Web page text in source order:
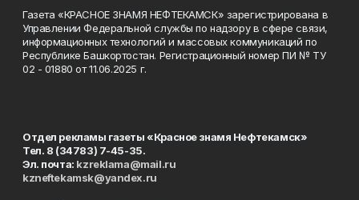
Газета «КРАСНОЕ ЗНАМЯ НЕФТЕКАМСК» зарегистрирована в
Управлении Федеральной службы по надзору в сфере связи,
информационных технологий и массовых коммуникаций по
Республике Башкортостан. Регистрационный номер ПИ № ТУ
02 - 01880 от 11.06.2025 г.
Отдел рекламы газеты «Красное знамя Нефтекамск»
Тел. 8 (34783) 7-45-35.
Эл. почта: kzreklama@mail.ru
kzneftekamsk@yandex.ru